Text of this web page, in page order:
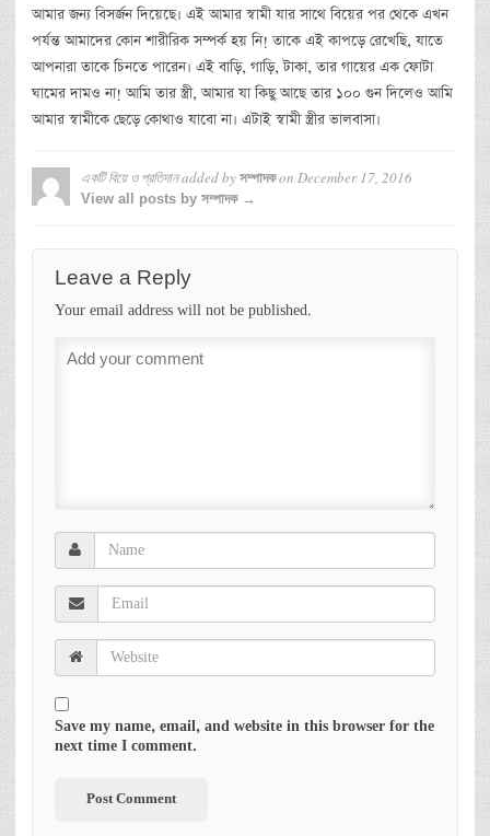
আমার জন্য বিসর্জন দিয়েছে। এই আমার স্বামী যার সাথে বিয়ের পর থেকে এখন
পর্যন্ত আমাদের কোন শারীরিক সম্পর্ক হয় নি! তাকে এই কাপড়ে রেখেছি, যাতে
আপনারা তাকে চিনতে পারেন। এই বাড়ি, গাড়ি, টাকা, তার গায়ের এক ফোটা
ঘামের দামও না! আমি তার স্ত্রী, আমার যা কিছু আছে তার ১০০ গুন দিলেও আমি
আমার স্বামীকে ছেড়ে কোথাও যাবো না। এটাই স্বামী স্ত্রীর ভালবাসা।
একটি বিয়ে ও প্রতিদানadded by সম্পাদকon December 17, 2016
View all posts by সম্পাদক →
Leave a Reply
Your email address will not be published.
Save my name, email, and website in this browser for the
next time I comment.